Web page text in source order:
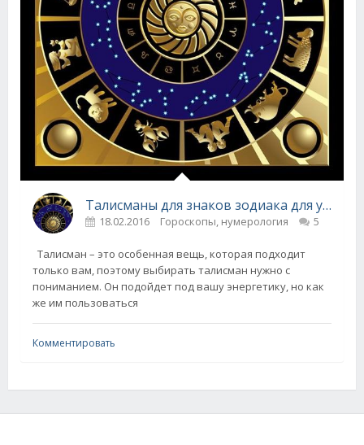
Талисманы для знаков зодиака для удачи и защиты!
18.02.2016 Гороскопы, нумерология 5
Талисман – это особенная вещь, которая подходит
только вам, поэтому выбирать талисман нужно с
пониманием. Он подойдет под вашу энергетику, но как
же им пользоваться
Комментировать